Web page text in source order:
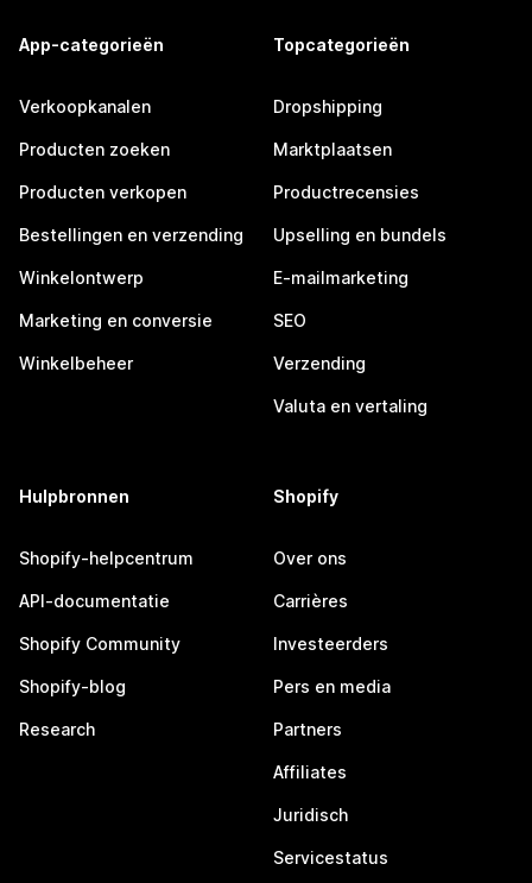
App-categorieën
Verkoopkanalen
Producten zoeken
Producten verkopen
Bestellingen en verzending
Winkelontwerp
Marketing en conversie
Winkelbeheer
Topcategorieën
Dropshipping
Marktplaatsen
Productrecensies
Upselling en bundels
E-mailmarketing
SEO
Verzending
Valuta en vertaling
Hulpbronnen
Shopify-helpcentrum
API-documentatie
Shopify Community
Shopify-blog
Research
Shopify
Over ons
Carrières
Investeerders
Pers en media
Partners
Affiliates
Juridisch
Servicestatus